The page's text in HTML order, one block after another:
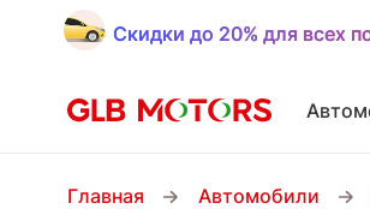
Скидки до 20% для всех
Скидки до 20% для всех
Главная Автомобили